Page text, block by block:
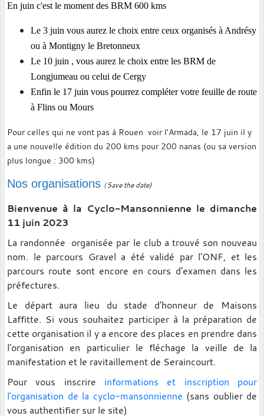
En juin c'est le moment des BRM 600 kms
Le 3 juin vous aurez le choix entre ceux organisés à Andrésy
ou à Montigny le Bretonneux
Le 10 juin , vous aurez le choix entre les BRM de
Longjumeau ou celui de Cergy
Enfin le 17 juin vous pourrez compléter votre feuille de route
à Flins ou Mours
Pour celles qui ne vont pas à Rouen voir l'Armada, le 17 juin il y
a une nouvelle édition du 200 kms pour 200 nanas (ou sa version
plus longue : 300 kms)
Nos organisations (Save the date)
Bienvenue à la Cyclo-Mansonnienne le dimanche
11 juin 2023
La randonnée organisée par le club a trouvé son nouveau
nom. le parcours Gravel a été validé par l'ONF, et les
parcours route sont encore en cours d'examen dans les
préfectures.
Le départ aura lieu du stade d'honneur de Maisons
Laffitte. Si vous souhaitez participer à la préparation de
cette organisation il y a encore des places en prendre dans
l'organisation en particulier le fléchage la veille de la
manifestation et le ravitaillement de Seraincourt.
Pour vous inscrire informations et inscription pour
l'organisation de la cyclo-mansonnienne (sans oublier de
vous authentifier sur le site)